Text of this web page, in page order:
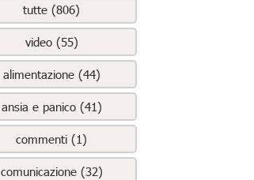
tutte (806)
video (55)
alimentazione (44)
ansia e panico (41)
commenti (1)
comunicazione (32)